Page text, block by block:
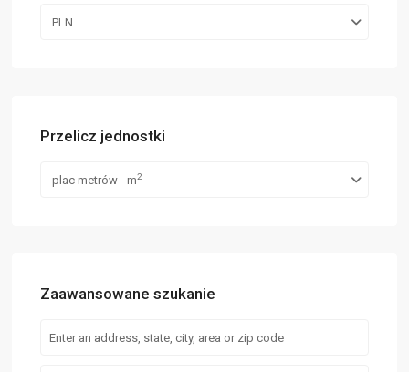
PLN
Przelicz jednostki
plac metrów - m2
Zaawansowane szukanie